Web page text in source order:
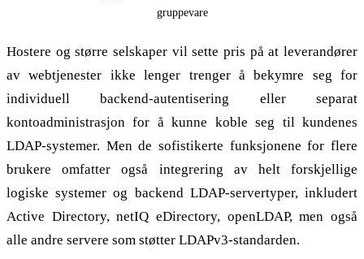
gruppevare
Hostere og større selskaper vil sette pris på at leverandører
av webtjenester ikke lenger trenger å bekymre seg for
individuell backend-autentisering eller separat
kontoadministrasjon for å kunne koble seg til kundenes
LDAP-systemer. Men de sofistikerte funksjonene for flere
brukere omfatter også integrering av helt forskjellige
logiske systemer og backend LDAP-servertyper, inkludert
Active Directory, netIQ eDirectory, openLDAP, men også
alle andre servere som støtter LDAPv3-standarden.